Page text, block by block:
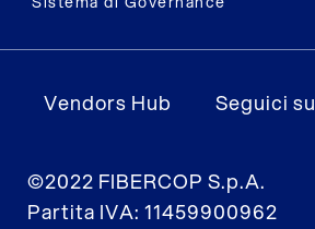
Vendors Hub Seguici su
©2022 FIBERCOP S.p.A.
Partita IVA: 11459900962